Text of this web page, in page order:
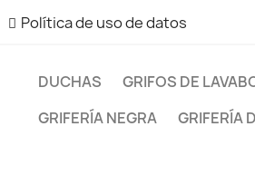
Política de uso de datos
DUCHAS GRIFOS DE
GRIFERÍA NEGRA
GRIFERÍA